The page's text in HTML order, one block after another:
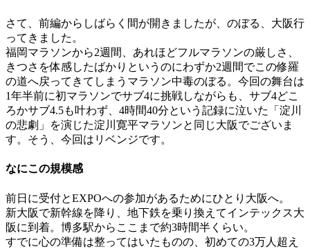
さて、前編からしばらく間が開きましたが、のぼる、大阪行
ってきました。
福岡マラソンから2週間、あれほどフルマラソンの厳しさ、
きつさを体感したばかりというのにわずか2週間でこの修羅
の道へ戻ってきてしまうマラソン中毒のぼる。今回の舞台は
1年半前に初マラソンでサブ4に挑戦しながらも、サブ4どこ
ろかサブ4.5も叶わず、4時間40分という記録に泣いた「淀川
の悲劇」を演じた淀川寛平マラソンと同じ大阪でございま
す。そう、今回はリベンジです。
なにこの規模感
前日に受付とEXPOへの参加があるためにひとり大阪へ。
新大阪で新幹線を降り、地下鉄を乗り換えてインテックス大
阪に到着。博多駅からここまで約3時間半くらい。
すでに心の準備は整ってはいたものの、初めての3万人超え